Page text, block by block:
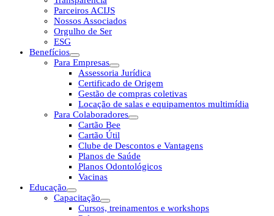
Parceiros ACIJS
Nossos Associados
Orgulho de Ser
ESG
Benefícios
Para Empresas
Assessoria Jurídica
Certificado de Origem
Gestão de compras coletivas
Locação de salas e equipamentos multimídia
Para Colaboradores
Cartão Bee
Cartão Útil
Clube de Descontos e Vantagens
Planos de Saúde
Planos Odontológicos
Vacinas
Educação
Capacitação
Cursos, treinamentos e workshops